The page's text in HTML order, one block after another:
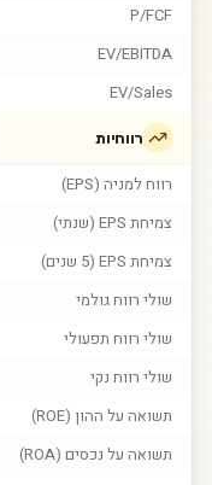
P/FCF
EV/EBITDA
EV/Sales
רווחיות
רווח למניה (EPS)
צמיחת EPS (שנתי)
צמיחת EPS (5 שנים)
שולי רווח גולמי
שולי רווח תפעולי
שולי רווח נקי
תשואה על ההון (ROE)
תשואה על נכסים (ROA)